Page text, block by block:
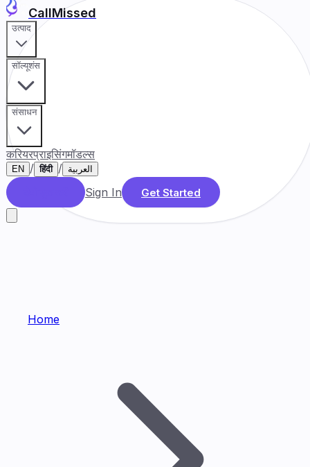
CallMissed
उत्पाद
सॉल्यूशंस
संसाधन
करियरप्राइसिंगमॉडल्स
EN / हिंदी / العربية
Sign In Get Started
Home